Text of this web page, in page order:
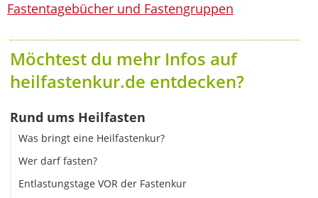
Fastentagebücher und Fastengruppen
Möchtest du mehr Infos auf
heilfastenkur.de entdecken?
Rund ums Heilfasten
Was bringt eine Heilfastenkur?
Wer darf fasten?
Entlastungstage VOR der Fastenkur